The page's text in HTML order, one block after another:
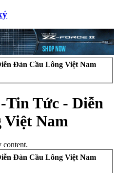
Đàn Cầu Lông Việt Nam
Tức - Diễn
Nam
content.
Đàn Cầu Lông Việt Nam